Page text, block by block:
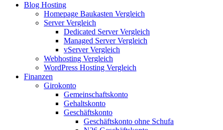
Blog Hosting
Homepage Baukasten Vergleich
Server Vergleich
Dedicated Server Vergleich
Managed Server Vergleich
vServer Vergleich
Webhosting Vergleich
WordPress Hosting Vergleich
Finanzen
Girokonto
Gemeinschaftskonto
Gehaltskonto
Geschäftskonto
Geschäftskonto ohne Schufa